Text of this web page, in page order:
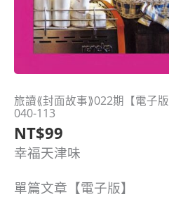
旅讀⟪封面故事⟫022期【電子
040-113
NT$99
幸福天津味
單篇文章【電子版】
旅
讀
⟪封
面
事⟫
022